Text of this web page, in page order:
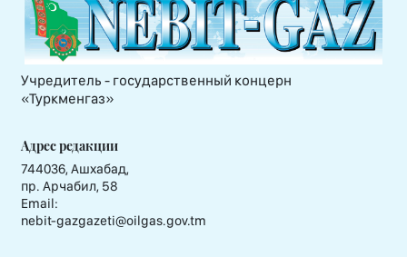
Учредитель - государственный концерн
«Туркменгаз»
Адрес редакции
744036, Ашхабад,
пр. Арчабил, 58
Email:
nebit-gazgazeti@oilgas.gov.tm